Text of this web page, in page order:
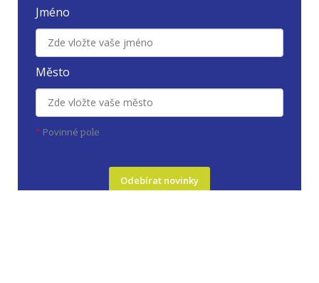
Jméno
Město
* Povinné pole
Odebírat novinky